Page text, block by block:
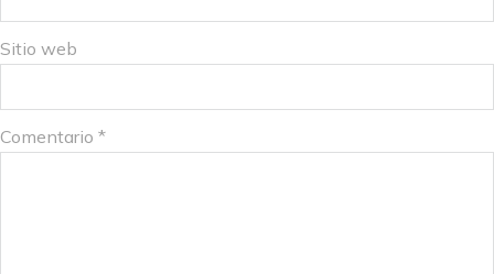
Sitio web
Comentario *